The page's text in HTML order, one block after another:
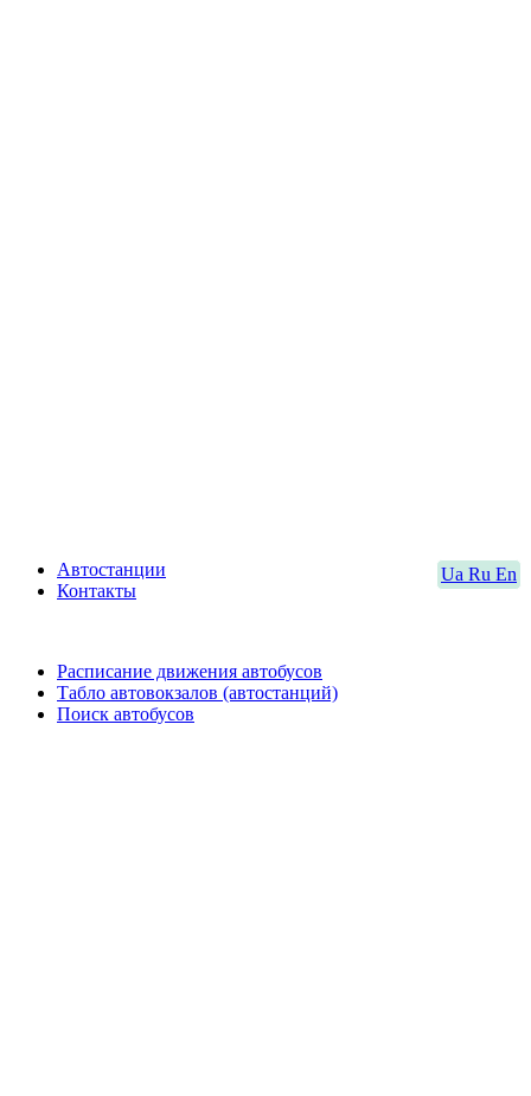
Ua Ru En
Автостанции
Контакты
Расписание движения автобусов
Табло автовокзалов (автостанций)
Поиск автобусов